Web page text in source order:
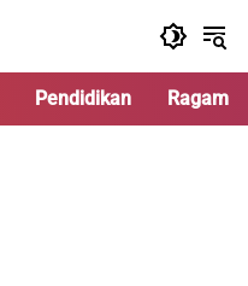
Pendidikan Ragam